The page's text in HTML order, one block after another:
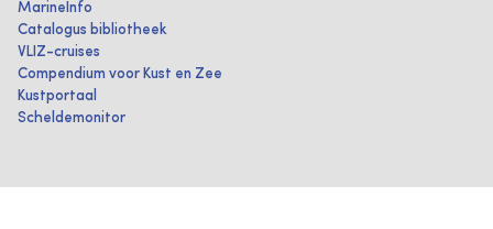
MarineInfo
Catalogus bibliotheek
VLIZ-cruises
Compendium voor Kust en Zee
Kustportaal
Scheldemonitor